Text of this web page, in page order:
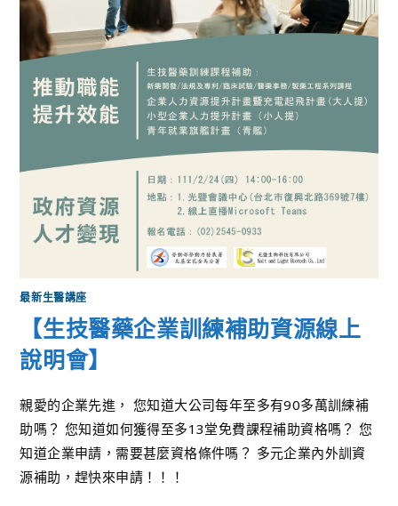
最新生醫講座
【生技醫藥企業訓練補助資源線上
說明會】
親愛的企業先進， 您知道大公司每年至多有90多萬訓練補
助嗎？ 您知道如何獲得至多13堂免費課程補助資格嗎？ 您
知道企業申請，需要甚麼資格條件嗎？ 多元企業內外訓資
源補助，趕快來申請！！！